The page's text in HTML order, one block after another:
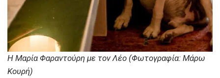
Η Μαρία Φαραντούρη με τον Λέο (Φωτογραφία: Μάρω
Κουρή)